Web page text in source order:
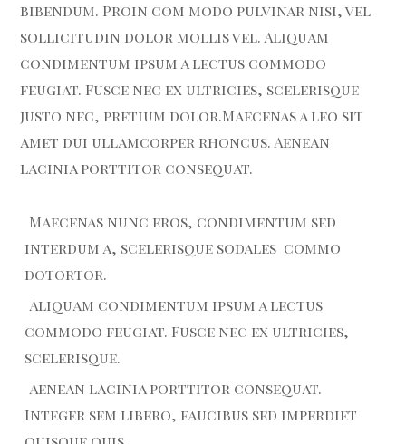
bibendum. Proin com modo pulvinar nisi, vel
sollicitudin dolor mollis vel. Aliquam
condimentum ipsum a lectus commodo
feugiat. Fusce nec ex ultricies, scelerisque
justo nec, pretium dolor.Maecenas a leo sit
amet dui ullamcorper rhoncus. Aenean
lacinia porttitor consequat.
Maecenas nunc eros, condimentum sed
interdum a, scelerisque sodales commo
dotortor.
Aliquam condimentum ipsum a lectus
commodo feugiat. Fusce nec ex ultricies,
scelerisque.
Aenean lacinia porttitor consequat.
Integer sem libero, faucibus sed imperdiet